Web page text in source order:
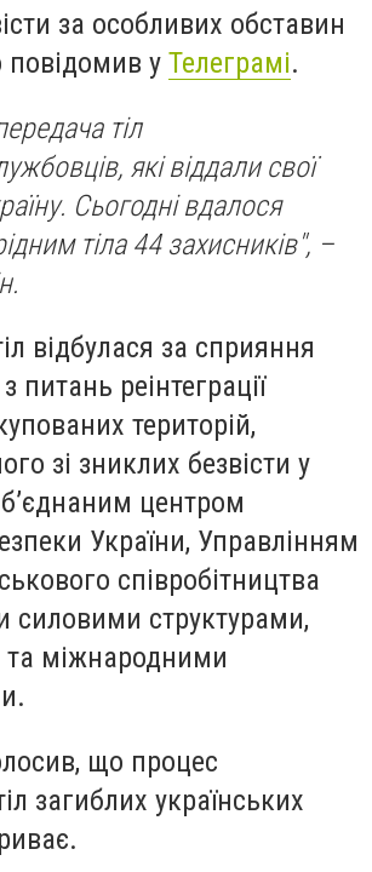
за особливих обставин
повідомив у Телеграмі.
тіл
які віддали свої
Сьогодні вдалося
тіла 44 захисників", –
відбулася за сприяння
питань реінтеграції
територій,
зі зниклих безвісти у
центром
України, Управлінням
співробітництва
силовими структурами,
та міжнародними
що процес
загиблих українських